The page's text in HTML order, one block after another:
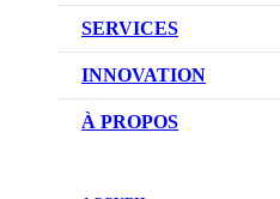
RÉSERVEZ UN
DEMANDEZ UN
NOTRE
DEMANDE DE
SERVICES
NOTRE PROMESSE
PRENDRE UN
INNOVATION
TECHNOLOGIE
À PROPOS